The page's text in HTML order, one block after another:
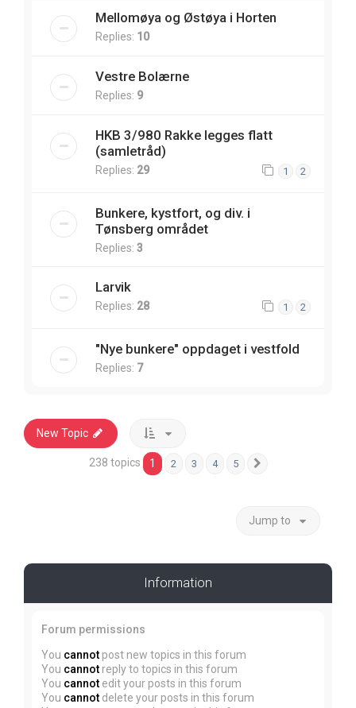
Mellomøya og Østøya i Horten
Replies: 10
Vestre Bolærne
Replies: 9
HKB 3/980 Rakke legges flatt
(samletråd)
Replies: 29 1 2
Bunkere, kystfort, og div. i
Tønsberg området
Replies: 3
Larvik
Replies: 28 1 2
"Nye bunkere" oppdaget i vestfold
Replies: 7
New Topic
238 topics 1 2 3 4 5
Jump to
Information
Forum permissions
You cannot post new topics in this forum
You cannot reply to topics in this forum
You cannot edit your posts in this forum
You cannot delete your posts in this forum